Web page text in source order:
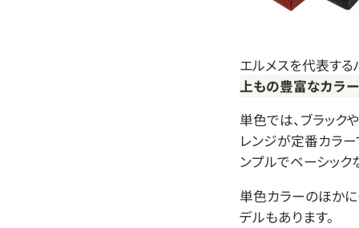
エルメスを代表する
上もの豊富なカラ
単色では、ブラック
レンジが定番カラ
ンプルでベーシック
単色カラーのほか
デルもあります。